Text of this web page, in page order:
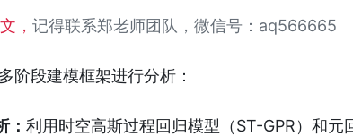
， 记得联系郑老师团队，微信号：aq566665
阶段建模框架进行分析：
： 利 用时空高斯过程回归模型（ST-GPR）和